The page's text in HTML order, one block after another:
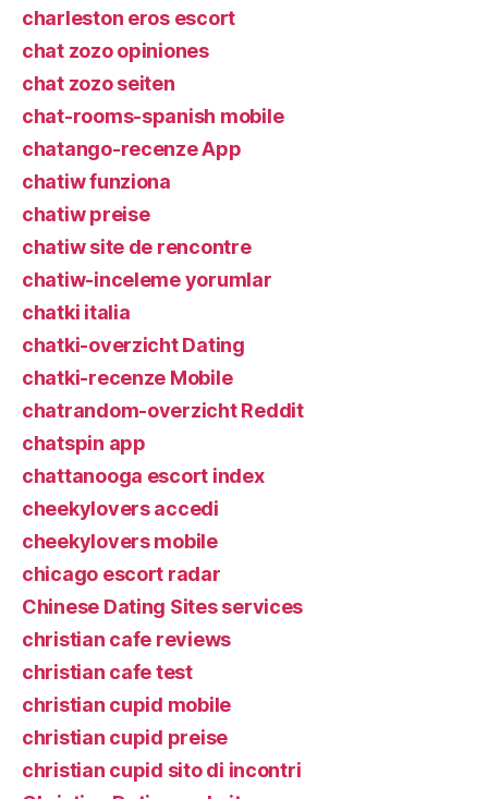
charleston eros escort
chat zozo opiniones
chat zozo seiten
chat-rooms-spanish mobile
chatango-recenze App
chatiw funziona
chatiw preise
chatiw site de rencontre
chatiw-inceleme yorumlar
chatki italia
chatki-overzicht Dating
chatki-recenze Mobile
chatrandom-overzicht Reddit
chatspin app
chattanooga escort index
cheekylovers accedi
cheekylovers mobile
chicago escort radar
Chinese Dating Sites services
christian cafe reviews
christian cafe test
christian cupid mobile
christian cupid preise
christian cupid sito di incontri